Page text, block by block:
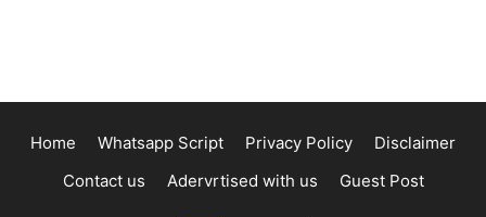
Home Whatsapp Script Privacy Policy
Disclaimer
Contact us
Adervrtised with us Guest Post